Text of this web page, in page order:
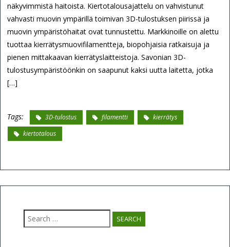
näkyvimmistä haitoista. Kiertotalousajattelu on vahvistunut
vahvasti muovin ympärillä toimivan 3D-tulostuksen piirissä ja
muovin ympäristöhaitat ovat tunnustettu. Markkinoille on alettu
tuottaa kierrätysmuovifilamentteja, biopohjaisia ratkaisuja ja
pienen mittakaavan kierrätyslaitteistoja. Savonian 3D-
tulostusympäristöönkin on saapunut kaksi uutta laitetta, jotka
[…]
Tags: 3D-tulostus filamentti
kierrätys
kiertotalous
Search
for: